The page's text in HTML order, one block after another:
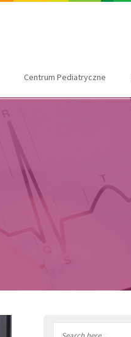
Centrum Pediatryczne